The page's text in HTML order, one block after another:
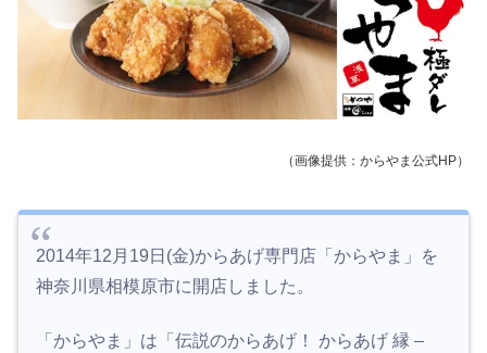
（画像提供：からやま公式HP）
2014年12月19日(金)からあげ専門店「からやま」を
神奈川県相模原市に開店しました。
「からやま」は「伝説のからあげ！ からあげ 縁 –